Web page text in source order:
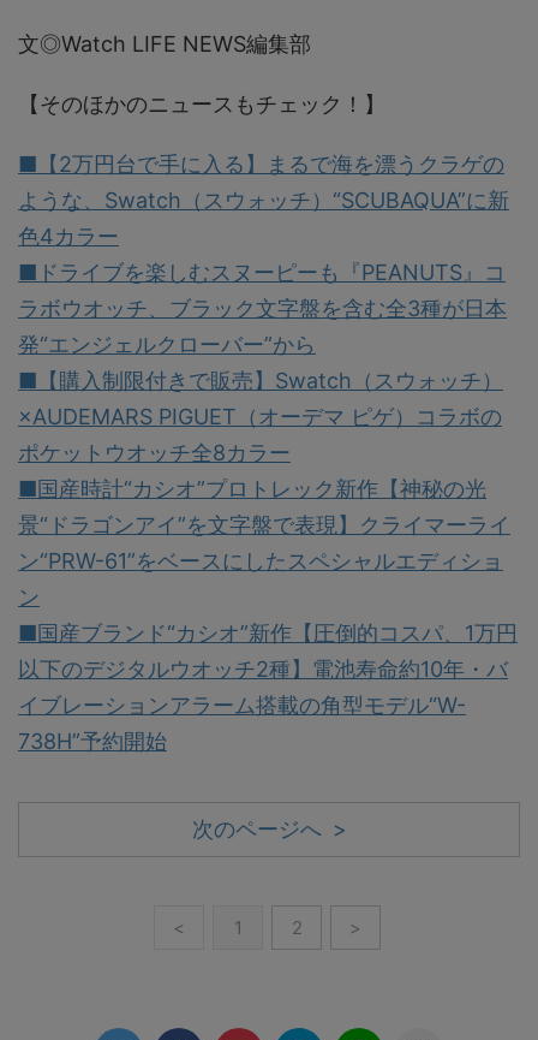
文◎Watch LIFE NEWS編集部
【そのほかのニュースもチェック！】
■【2万円台で手に入る】まるで海を漂うクラゲの
ような、Swatch（スウォッチ）“SCUBAQUA”に新
色4カラー
■ドライブを楽しむスヌーピーも『PEANUTS』コ
ラボウオッチ、ブラック文字盤を含む全3種が日本
発“エンジェルクローバー”から
■【購入制限付きで販売】Swatch（スウォッチ）
×AUDEMARS PIGUET（オーデマ ピゲ）コラボの
ポケットウオッチ全8カラー
■国産時計“カシオ”プロトレック新作【神秘の光
景“ドラゴンアイ”を文字盤で表現】クライマーライ
ン“PRW-61”をベースにしたスペシャルエディショ
ン
■国産ブランド“カシオ”新作【圧倒的コスパ、1万円
以下のデジタルウオッチ2種】電池寿命約10年・バ
イブレーションアラーム搭載の角型モデル“W-
738H”予約開始
次のページへ >
< 1 2 >